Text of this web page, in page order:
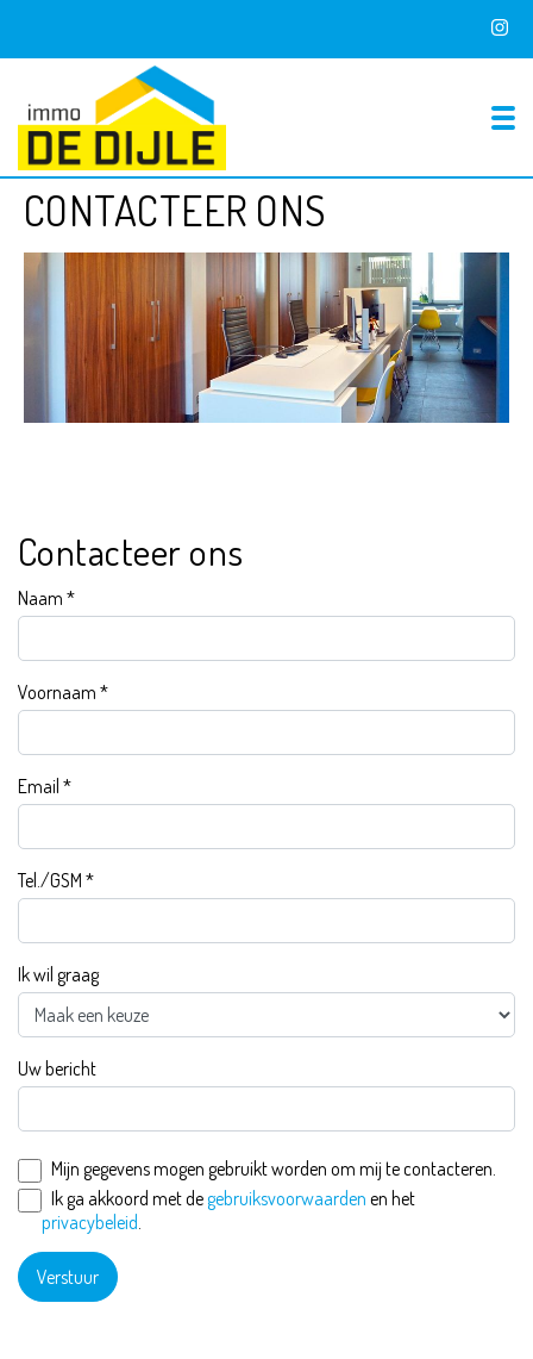
CONTACTEER ONS
Contacteer ons
Naam *
Voornaam *
Email *
Tel./GSM *
Ik wil graag
Uw bericht
Mijn gegevens mogen gebruikt worden om mij te contacteren.
Ik ga akkoord met de gebruiksvoorwaarden en het
privacybeleid.
Verstuur